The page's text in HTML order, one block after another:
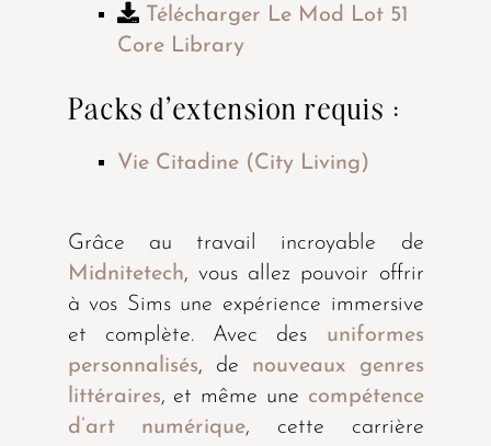
Télécharger Le Mod Lot 51
Core Library
Packs d’extension requis :
Vie Citadine (City Living)
Grâce au travail incroyable de
Midnitetech, vous allez pouvoir offrir
à vos Sims une expérience immersive
et complète. Avec des uniformes
personnalisés, de nouveaux genres
littéraires, et même une compétence
d’art numérique, cette carrière